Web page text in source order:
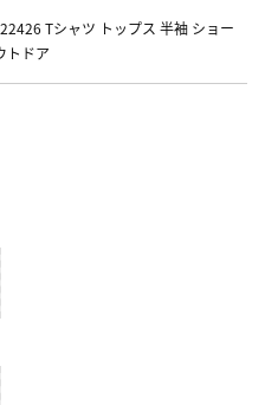
Tシャツ トップス 半袖 ショー
トドア